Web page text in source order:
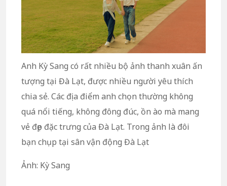
Anh Kỳ Sang có rất nhiều bộ ảnh thanh xuân ấn
tượng tại Đà Lạt, được nhiều người yêu thích
chia sẻ. Các địa điểm anh chọn thường không
quá nổi tiếng, không đông đúc, ồn ào mà mang
vẻ đẹp đặc trưng của Đà Lạt. Trong ảnh là đôi
bạn chụp tại sân vận động Đà Lạt
Ảnh: Kỳ Sang